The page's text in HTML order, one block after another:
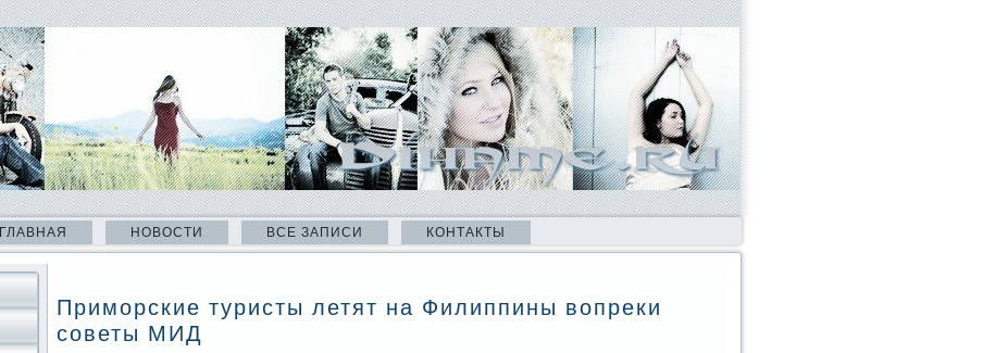
ГЛАВНАЯ НОВОСТИ ВСЕ ЗАПИСИ КОНТАКТЫ
Приморские туристы летят на Филиппины вопреки
советы МИД